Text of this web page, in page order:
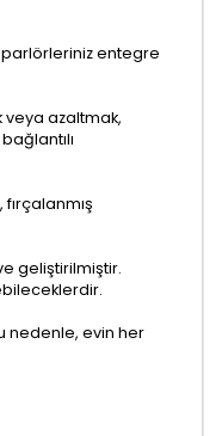
entegre
veya azaltmak,
geliştirilmiştir.
nedenle, evin her